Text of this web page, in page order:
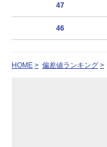
47
46
HOME 偏差値ランキング